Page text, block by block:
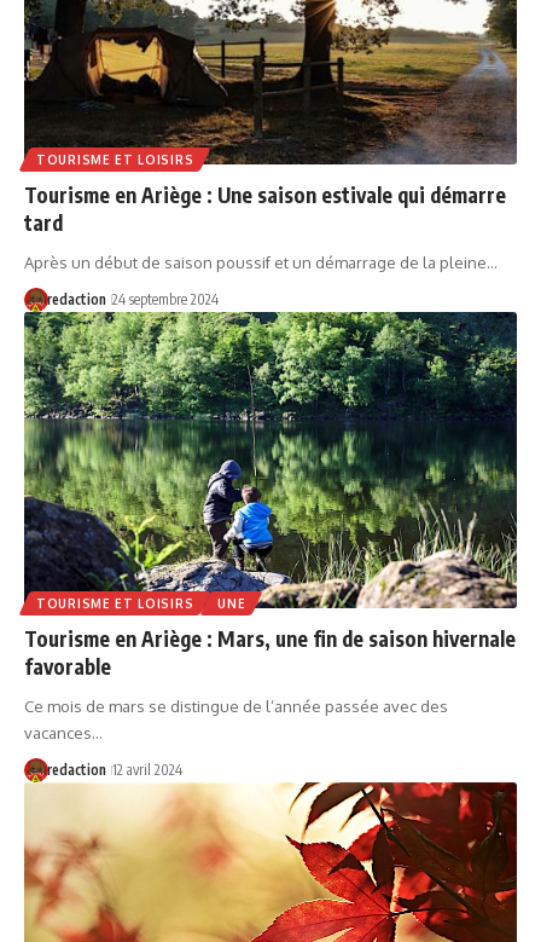
TOURISME ET LOISIRS
Tourisme en Ariège : Une saison estivale qui démarre
tard
Après un début de saison poussif et un démarrage de la pleine…
redaction 24 septembre 2024
TOURISME ET LOISIRS UNE
Tourisme en Ariège : Mars, une fin de saison hivernale
favorable
Ce mois de mars se distingue de l’année passée avec des
vacances…
redaction 12 avril 2024